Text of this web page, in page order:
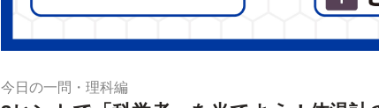
今日の一問・理科編